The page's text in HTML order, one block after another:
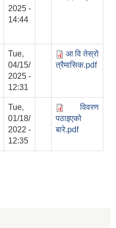
2025 -
14:44
Tue,
04/15/
2025 -
12:31
आ वि तेस्रो
त्रैमासिक.pdf
Tue,
01/18/
2022 -
12:35
विवरण
पठाइएको
बारे.pdf